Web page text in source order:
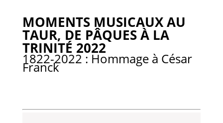
MOMENTS MUSICAUX AU
TAUR, DE PÂQUES À LA
TRINITÉ 2022
1822-2022 : Hommage à César
Franck